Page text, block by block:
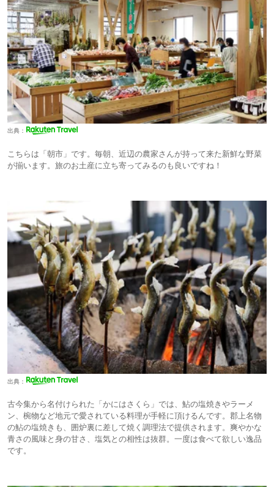
出典：
こちらは「朝市」です。毎朝、近辺の農家さんが持って来た新鮮な野菜
が揃います。旅のお土産に立ち寄ってみるのも良いですね！
出典：
古今集から名付けられた「かにはさくら」では、鮎の塩焼きやラーメ
ン、椀物など地元で愛されている料理が手軽に頂けるんです。郡上名物
の鮎の塩焼きも、囲炉裏に差して焼く調理法で提供されます。爽やかな
青さの風味と身の甘さ、塩気との相性は抜群。一度は食べて欲しい逸品
です。